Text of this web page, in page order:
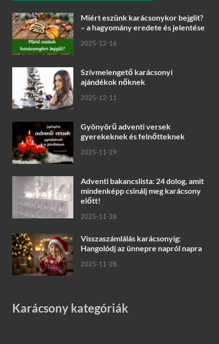
Miért eszünk karácsonykor bejglit?
– a hagyomány eredete és jelentése
2025-12-16
Szívmelengető karácsonyi
ajándékok nőknek
2025-12-11
Gyönyörű adventi versek
gyerekeknek és felnőtteknek
2025-11-29
Adventi bakancslista: 24 dolog, amit
mindenképp csinálj meg karácsony
előtt!
2025-11-28
Visszaszámlálás karácsonyig:
Hangolódj az ünnepre napról napra
2025-11-28
Karácsony kategóriák